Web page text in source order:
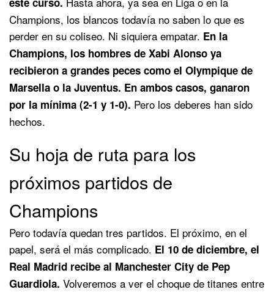
Champions, los blancos todavía no saben lo que es
perder en su coliseo. Ni siquiera empatar. En la
Champions, los hombres de Xabi Alonso ya
recibieron a grandes peces como el Olympique de
Marsella o la Juventus. En ambos casos, ganaron
por la mínima (2-1 y 1-0). Pero los deberes han sido
hechos.
Su hoja de ruta para los
próximos partidos de
Champions
Pero todavía quedan tres partidos. El próximo, en el
papel, será el más complicado. El 10 de diciembre, el
Real Madrid recibe al Manchester City de Pep
Guardiola. Volveremos a ver el choque de titanes entre